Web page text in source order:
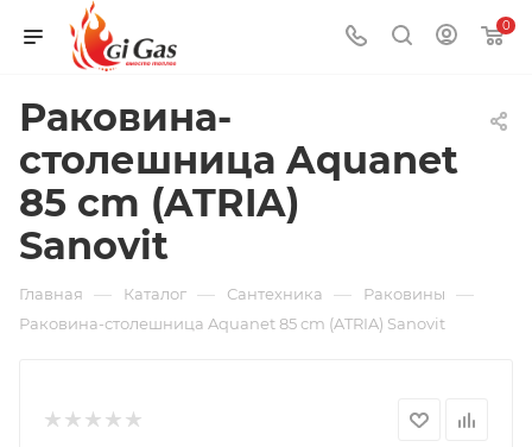
0
Раковина-
столешница Aquanet
85 cm (ATRIA)
Sanovit
Главная — Каталог — Сантехника — Раковины —
Раковина-столешница Aquanet 85 cm (ATRIA) Sanovit